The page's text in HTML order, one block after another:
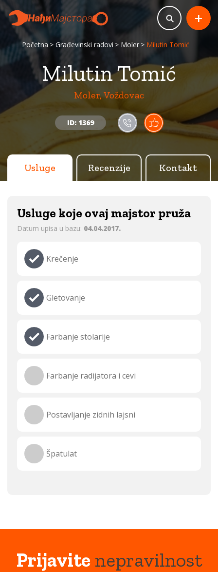
Početna Građevinski radovi Moler Milutin Tomić
Milutin Tomić
Moler, Voždovac
ID: 1369
+
Usluge Recenzije Kontakt
Usluge koje ovaj majstor pruža
Datum upisa u bazu: 04.04.2017.
Krečenje
Gletovanje
Farbanje stolarije
Farbanje radijatora i cevi
Postavljanje zidnih lajsni
Špatulat
Prijavitenepravilnost